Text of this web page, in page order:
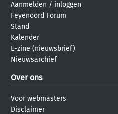
Aanmelden / inloggen
Feyenoord Forum
Stand
Kalender
E-zine (nieuwsbrief)
Nieuwsarchief
Over ons
Voor webmasters
Disclaimer